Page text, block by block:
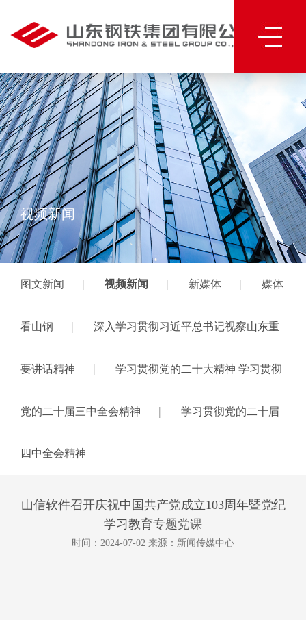
视频新闻
图文新闻 | 视频新闻 | 新媒体 | 媒体
看山钢 | 深入学习贯彻习近平总书记视察山东重
要讲话精神 | 学习贯彻党的二十大精神 学习贯彻
党的二十届三中全会精神 | 学习贯彻党的二十届
四中全会精神
山信软件召开庆祝中国共产党成立103周年暨党纪
学习教育专题党课
时间：2024-07-02 来源：新闻传媒中心